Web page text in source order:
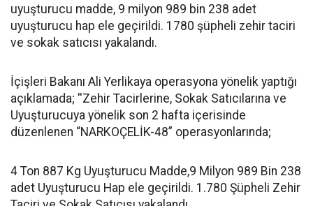
uyuşturucu madde, 9 milyon 989 bin 238 adet
uyuşturucu hap ele geçirildi. 1780 şüpheli zehir taciri
ve sokak satıcısı yakalandı.
İçişleri Bakanı Ali Yerlikaya operasyona yönelik yaptığı
açıklamada; ''Zehir Tacirlerine, Sokak Satıcılarına ve
Uyuşturucuya yönelik son 2 hafta içerisinde
düzenlenen “NARKOÇELİK-48” operasyonlarında;
4 Ton 887 Kg Uyuşturucu Madde,9 Milyon 989 Bin 238
adet Uyuşturucu Hap ele geçirildi. 1.780 Şüpheli Zehir